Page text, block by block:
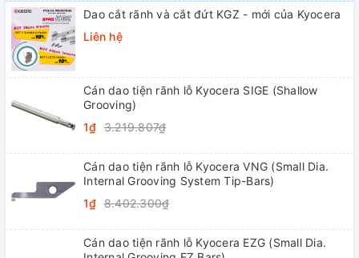
Dao cắt rãnh và cắt đứt KGZ - mới của Kyocera
Liên hệ
Cán dao tiện rãnh lỗ Kyocera SIGE (Shallow
Grooving)
1₫ 3.219.807₫
Cán dao tiện rãnh lỗ Kyocera VNG (Small Dia.
Internal Grooving System Tip-Bars)
1₫ 8.402.300₫
Cán dao tiện rãnh lỗ Kyocera EZG (Small Dia.